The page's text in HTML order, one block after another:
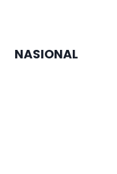
NASIONAL